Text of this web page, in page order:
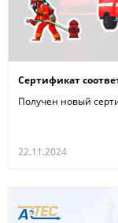
Сертификат
Получен новый
22.11.2024